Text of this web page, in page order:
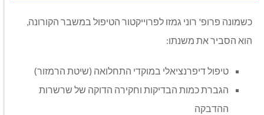
כשמונה פרופ' רוני גמזו לפרוייקטור הטיפול במשבר הקורונה,
הוא הסביר את משנתו:
טיפול דיפרנציאלי במוקדי התחלואה (שיטת הרמזור)
הגברת כמות הבדיקות וחקירה הדוקה של שרשרות
ההדבקה